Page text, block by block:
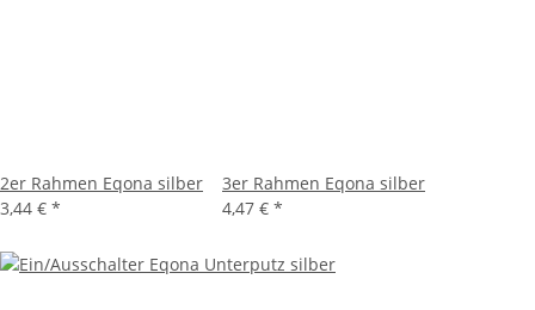
2er Rahmen Eqona silber
3,44 € *
3er Rahmen Eqona silber
4,47 € *